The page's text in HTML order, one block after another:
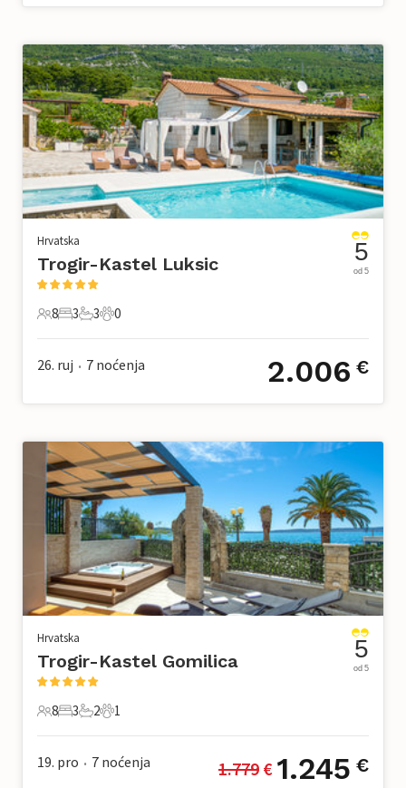
Hrvatska
Trogir-Kastel Luksic
8 Gosti
8
3 Spavaće sobe
3
3 Kupaonice
3
0 Kućni ljubimac
0
5
od 5
26. ruj • 7 noćenja 2.006 €
Hrvatska
Trogir-Kastel Gomilica
8 Gosti
8
3 Spavaće sobe
3
2 Kupaonice
2
1 Kućni ljubimac
1
5
od 5
19. pro • 7 noćenja 1.779 € 1.245 €